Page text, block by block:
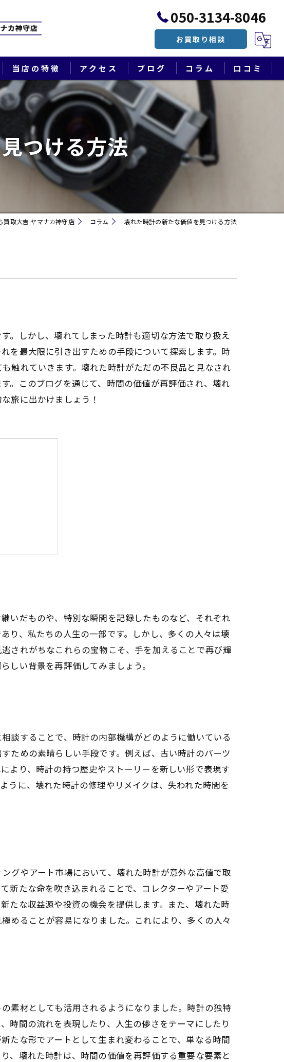
050-3134-8046
お買取り相談
当店の特徴
ブランド
貴金属
切手
生前整理・遺品整理・終活
アクセス
漫画特集
ブログ コラム 口コミ
つける方法
買取大吉 ヤマナカ神守店 コラム 壊れた時計の新たな価値を見つける方法
。しかし、壊れてしまった時計も適切な方法で取り扱え
を最大限に引き出すための手段について探索します。時
触れていきます。壊れた時計がただの不良品と見なされ
。このブログを通じて、時間の価値が再評価され、壊れ
旅に出かけましょう！
いだものや、特別な瞬間を記録したものなど、それぞれ
り、私たちの人生の一部です。しかし、多くの人々は壊
されがちなこれらの宝物こそ、手を加えることで再び輝
しい背景を再評価してみましょう。
談することで、時計の内部機構がどのように働いている
ための素晴らしい手段です。例えば、古い時計のパーツ
より、時計の持つ歴史やストーリーを新しい形で表現す
うに、壊れた時計の修理やリメイクは、失われた時間を
グやアート市場において、壊れた時計が意外な高値で取
新たな命を吹き込まれることで、コレクターやアート愛
たな収益源や投資の機会を提供します。また、壊れた時
めることが容易になりました。これにより、多くの人々
素材としても活用されるようになりました。時計の独特
時間の流れを表現したり、人生の儚さをテーマにしたり
たな形でアートとして生まれ変わることで、単なる時間
、壊れた時計は、時間の価値を再評価する重要な要素と